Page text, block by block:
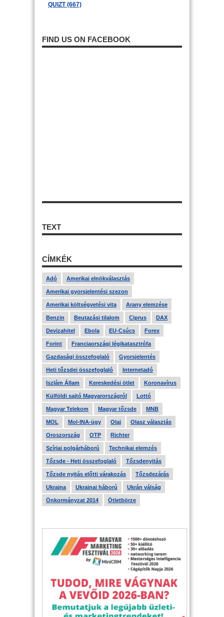
QUIZT (667)
FIND US ON FACEBOOK
TEXT
CÍMKÉK
Adó Amerikai elnökválasztás
Amerikai gyorsjelentési szezon
Amerikai költségvetési vita Arany elemzése
Benzin Beutazási tilalom Ciprus DAX
Devizahitel Ebola EU-Csúcs Forex
Forint Franciaországi légikatasztrófa
Gazdasági összefoglaló Gyorsjelentés
Heti tőzsdei összefoglaló Internetadó
Iszlám Állam Kereskedési ötlet Koronavírus
Külföldi sajtó Magyarországról Lottó
Magyar Telekom Magyar tőzsde MNB
MOL Mol-INA-ügy Olaj Olasz választás
Oroszország OTP Richter
Szíriai polgárháború Technikai elemzés
Tőzsde - Heti összefoglaló Tőzsdenyitás
Tőzsde nyitás előtti várakozás Tőzsdezárás
Ukrajna Ukrajnai háború Ukrán válság
Önkormányzat 2014 Ötletbörze